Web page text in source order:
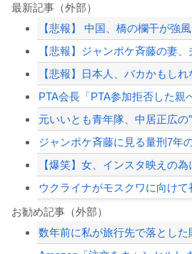
最新記事（外部）
元いいとも青年隊、中居正広の
お勧め記事（外部）